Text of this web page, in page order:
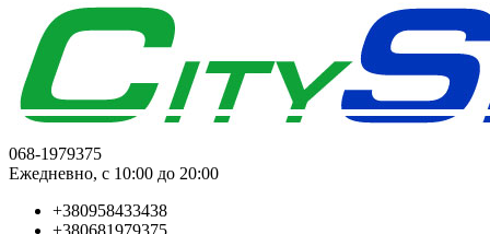
068-1979375
Ежедневно, с 10:00 до 20:00
+380958433438
+380681979375